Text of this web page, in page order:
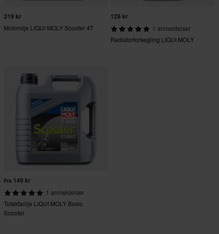
219 kr
Motorolje LIQUI MOLY Scooter 4T
129 kr
1 anmeldelser
Radiatorforsegling LIQUI MOLY
Fra 149 kr
1 anmeldelser
Totaktsolje LIQUI MOLY Basic
Scooter